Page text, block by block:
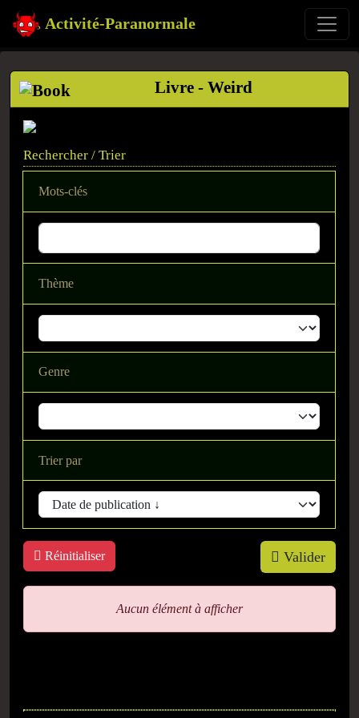
Activité-Paranormale
Livre - Weird
Rechercher / Trier
Mots-clés
Thème
Genre
Trier par
Valider
Réinitialiser
Aucun élément à afficher